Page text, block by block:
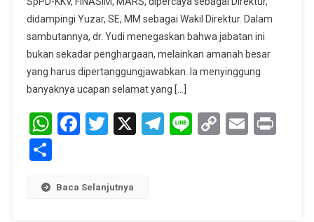
Jadi
Direktur
RS
didampingi Yuzar, SE, MM sebagai Wakil Direktur. Dalam
sambutannya, dr. Yudi menegaskan bahwa jabatan ini
bukan sekadar penghargaan, melainkan amanah besar
yang harus dipertanggungjawabkan. Ia menyinggung
banyaknya ucapan selamat yang […]
WhatsApp
Facebook
Twitter
X Telegram
LineCopyEmail
Baca Selanjutnya